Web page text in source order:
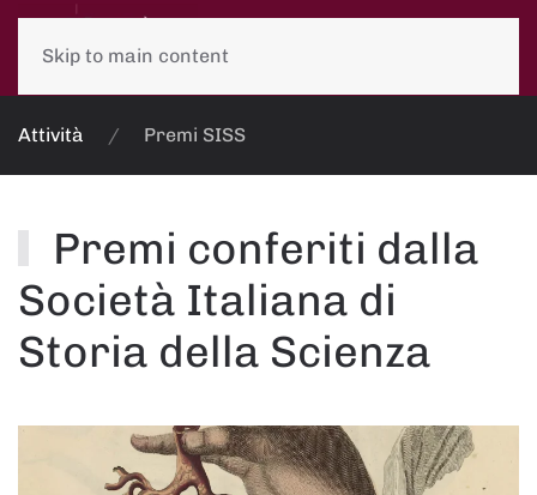
Skip to main content
Attività Premi SISS
Premi conferiti dalla
Società Italiana di
Storia della Scienza